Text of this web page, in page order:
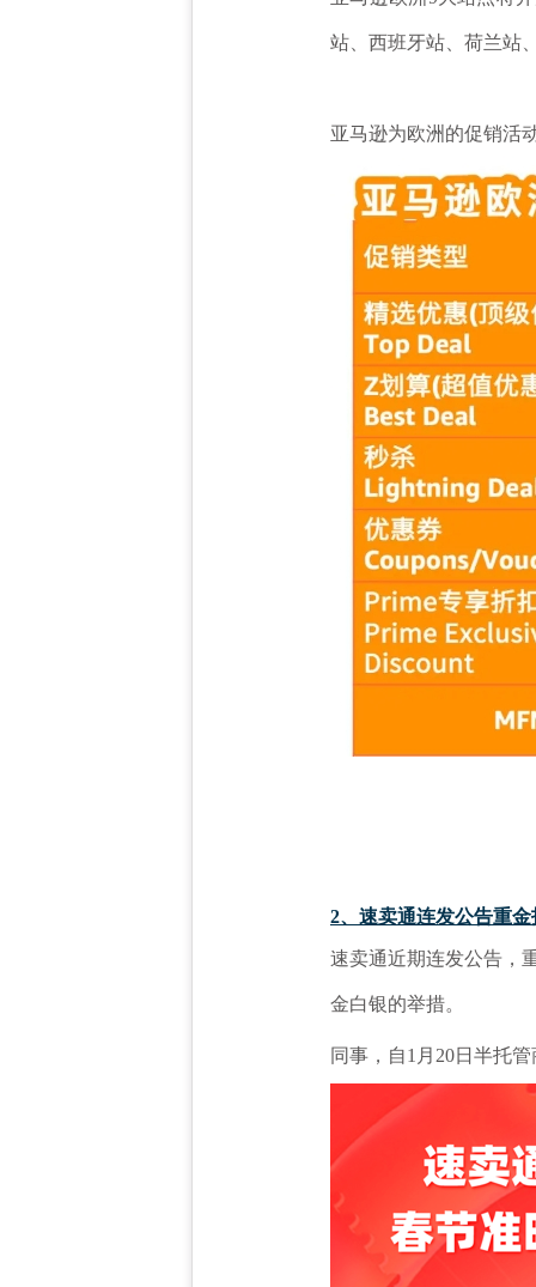
站、西班牙站、荷兰站
亚马逊为欧洲的促销活
2、速卖通连发公告重
速卖通近期连发公告，
金白银的举措。
同事，自1月20日半托